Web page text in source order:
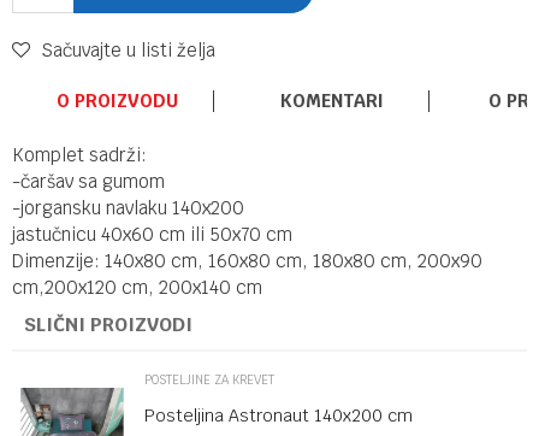
Sačuvajte u listi želja
O PROIZVODU KOMENTARI O
Komplet sadrži:
-čaršav sa gumom
-jorgansku navlaku 140x200
jastučnicu 40x60 cm ili 50x70 cm
Dimenzije: 140x80 cm, 160x80 cm, 180x80 cm, 200x90
cm,200x120 cm, 200x140 cm
SLIČNI PROIZVODI
POSTELJINE ZA KREVET
Posteljina Astronaut 140x200 cm